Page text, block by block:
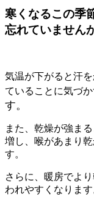
寒くなるこの季
忘れていません
気温が下がると汗
ていることに気づか
す。
また、乾燥が強ま
増し、喉があまり
す。
さらに、暖房でよ
われやすくなります